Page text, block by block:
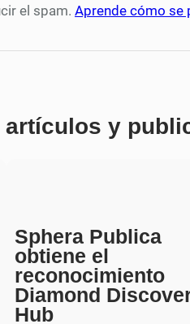
el spam. Aprende cómo se
artículos y
Sphera Publica
obtiene el
reconocimiento
Diamond
Hub